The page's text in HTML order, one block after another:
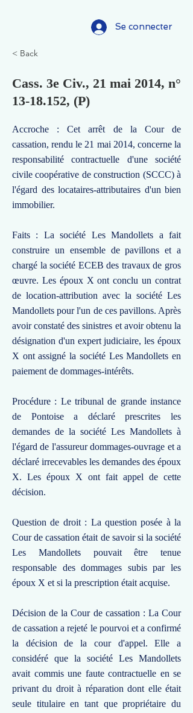
Se connecter
< Back
Cass. 3e Civ., 21 mai 2014, n°
13-18.152, (P)
Accroche : Cet arrêt de la Cour de
cassation, rendu le 21 mai 2014, concerne la
responsabilité contractuelle d'une société
civile coopérative de construction (SCCC) à
l'égard des locataires-attributaires d'un bien
immobilier.
Faits : La société Les Mandollets a fait
construire un ensemble de pavillons et a
chargé la société ECEB des travaux de gros
œuvre. Les époux X ont conclu un contrat
de location-attribution avec la société Les
Mandollets pour l'un de ces pavillons. Après
avoir constaté des sinistres et avoir obtenu la
désignation d'un expert judiciaire, les époux
X ont assigné la société Les Mandollets en
paiement de dommages-intérêts.
Procédure : Le tribunal de grande instance
de Pontoise a déclaré prescrites les
demandes de la société Les Mandollets à
l'égard de l'assureur dommages-ouvrage et a
déclaré irrecevables les demandes des époux
X. Les époux X ont fait appel de cette
décision.
Question de droit : La question posée à la
Cour de cassation était de savoir si la société
Les Mandollets pouvait être tenue
responsable des dommages subis par les
époux X et si la prescription était acquise.
Décision de la Cour de cassation : La Cour
de cassation a rejeté le pourvoi et a confirmé
la décision de la cour d'appel. Elle a
considéré que la société Les Mandollets
avait commis une faute contractuelle en se
privant du droit à réparation dont elle était
seule titulaire en tant que propriétaire du